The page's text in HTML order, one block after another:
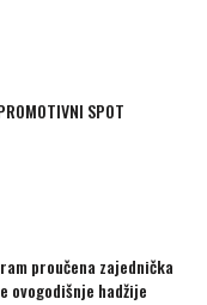
SPOT
proučena zajednička
ovogodišnje hadžije